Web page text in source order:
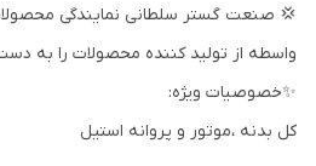
قدرت (کیلووات)
قدرت (اسب بخار) ۱.۳
💢 صنعت گستر سلطانی نمایندگی
واسطه از تولید کننده محصولات را به
✨خصوصیات ویژه:
کل بدنه ،موتور و پروانه استیل